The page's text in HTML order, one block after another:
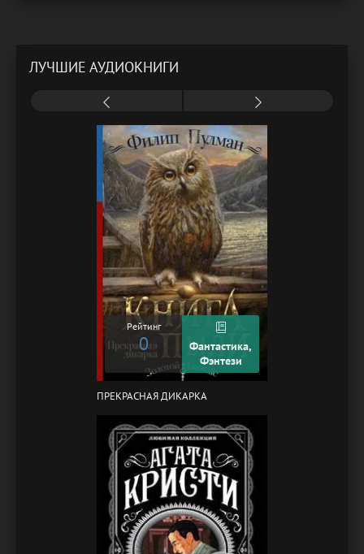
ЛУЧШИЕ АУДИОКНИГИ
Рейтинг
0
Фантастика,
Фэнтези
ПРЕКРАСНАЯ ДИКАРКА